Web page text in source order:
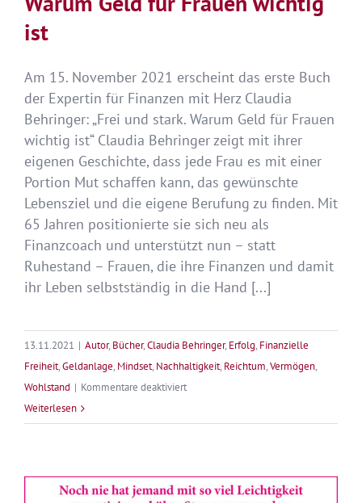
ist
Am 15. November 2021 erscheint das erste Buch
der Expertin für Finanzen mit Herz Claudia
Behringer: „Frei und stark. Warum Geld für Frauen
wichtig ist“ Claudia Behringer zeigt mit ihrer
eigenen Geschichte, dass jede Frau es mit einer
Portion Mut schaffen kann, das gewünschte
Lebensziel und die eigene Berufung zu finden. Mit
65 Jahren positionierte sie sich neu als
Finanzcoach und unterstützt nun – statt
Ruhestand – Frauen, die ihre Finanzen und damit
ihr Leben selbstständig in die Hand [...]
13.11.2021 | Autor, Bücher,Claudia Behringer, Erfolg, Finanzielle
Freiheit,Geldanlage, Mindset, Nachhaltigkeit, Reichtum,Vermögen,
Wohlstand | Kommentare deaktiviertfür
Geld
wichtig
Weiterlesen